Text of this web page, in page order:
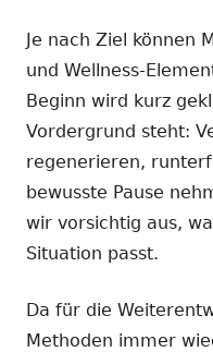
Je nach Ziel können
und Wellness-
Beginn wird kurz
Vordergrund steht:
regenerieren,
bewusste Pause
wir vorsichtig aus,
Situation passt.
Da für die
Methoden immer